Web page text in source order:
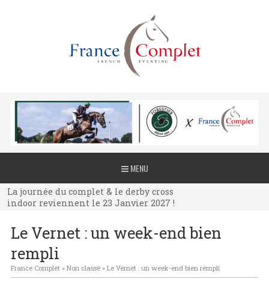
MENU
La journée du complet & le derby cross
indoor reviennent le 23 Janvier 2027 !
La journée du complet & le derby cross
indoor reviennent le 23 Janvier 2027 !
indoor reviennent le 23 Janvier 2027 !
Le Vernet : un week-end bien
rempli
France Complet» Non classé» Le Vernet : un week-end bien rempli